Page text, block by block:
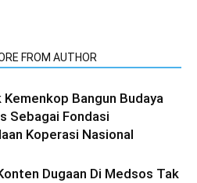
FROM AUTHOR
Kemenkop Bangun Budaya
Sebagai Fondasi
Koperasi Nasional
Dugaan Di Medsos Tak